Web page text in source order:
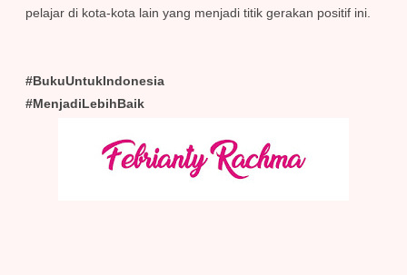
pelajar di kota-kota lain yang menjadi titik gerakan positif ini.
#BukuUntukIndonesia
#MenjadiLebihBaik